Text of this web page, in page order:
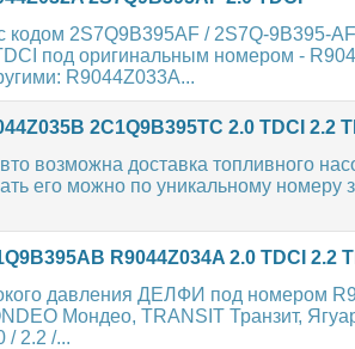
кодом 2S7Q9B395AF / 2S7Q-9B395-
под оригинальным номером -
R9044Z033A...
2C1Q9B395TC 2.0 TDCI 2.2
возможна доставка топливного
его можно по уникальному номеру
R9044Z034A 2.0 TDCI 2.2
давления ДЕЛФИ под номером
Мондео, TRANSIT Транзит,
/ 2.2 /...